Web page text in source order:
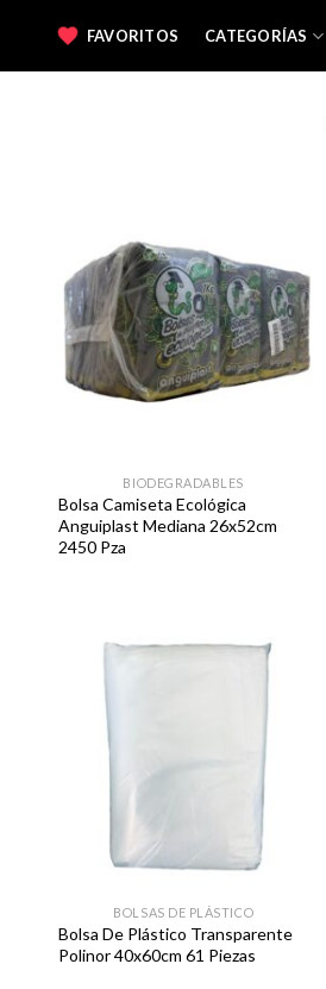
FAVORITOS CATEGORÍAS
Favoritos
BIODEGRADABLES
Bolsa Camiseta Ecológica
Anguiplast Mediana 26x52cm
2450 Pza
BOLSAS DE PLÁSTICO
Bolsa De Plástico Transparente
Polinor 40x60cm 61 Piezas